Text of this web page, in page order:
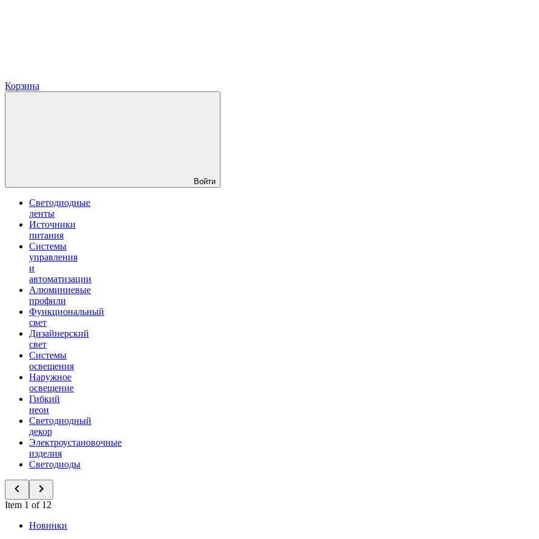
Корзина
Войти
Светодиодные
ленты
Источники
питания
Системы
управления
и
автоматизации
Алюминиевые
профили
Функциональный
свет
Дизайнерский
свет
Системы
освещения
Наружное
освещение
Гибкий
неон
Светодиодный
декор
Электроустановочные
изделия
Светодиоды
Item 1 of 12
Новинки